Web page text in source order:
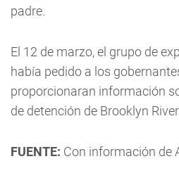
padre.
El 12 de marzo, el grupo de
había pedido a los
proporcionaran información
de detención de Brooklyn
FUENTE: Con información de